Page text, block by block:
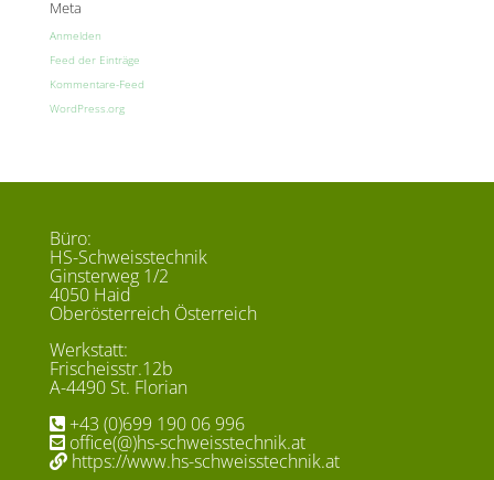
Meta
Anmelden
Feed der Einträge
Kommentare-Feed
WordPress.org
Büro:
HS-Schweisstechnik
Ginsterweg 1/2
4050 Haid
Oberösterreich Österreich
Werkstatt:
Frischeisstr.12b
A-4490 St. Florian
+43 (0)699 190 06 996
office(@)hs-schweisstechnik.at
https://www.hs-schweisstechnik.at